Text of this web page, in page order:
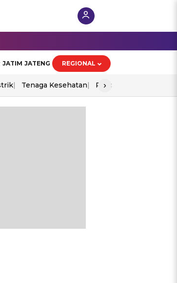
JATIM JATENG REGIONAL
Tenaga Kesehatan Piala Aff 2026
›